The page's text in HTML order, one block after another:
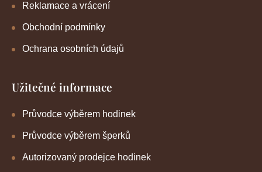
Reklamace a vrácení
Obchodní podmínky
Ochrana osobních údajů
Užitečné informace
Průvodce výběrem hodinek
Průvodce výběrem šperků
Autorizovaný prodejce hodinek